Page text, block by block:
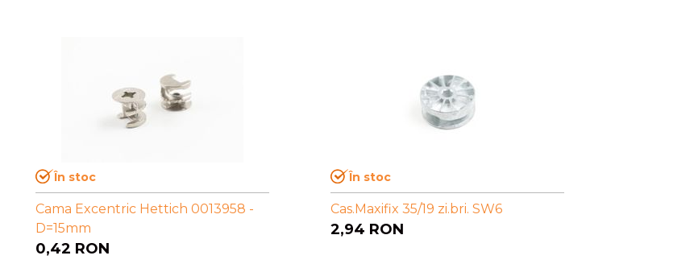
În stoc
Cama Excentric Hettich 0013958 -
D=15mm
0,42 RON
În stoc
Cas.Maxifix 35/19 zi.bri. SW6
2,94 RON